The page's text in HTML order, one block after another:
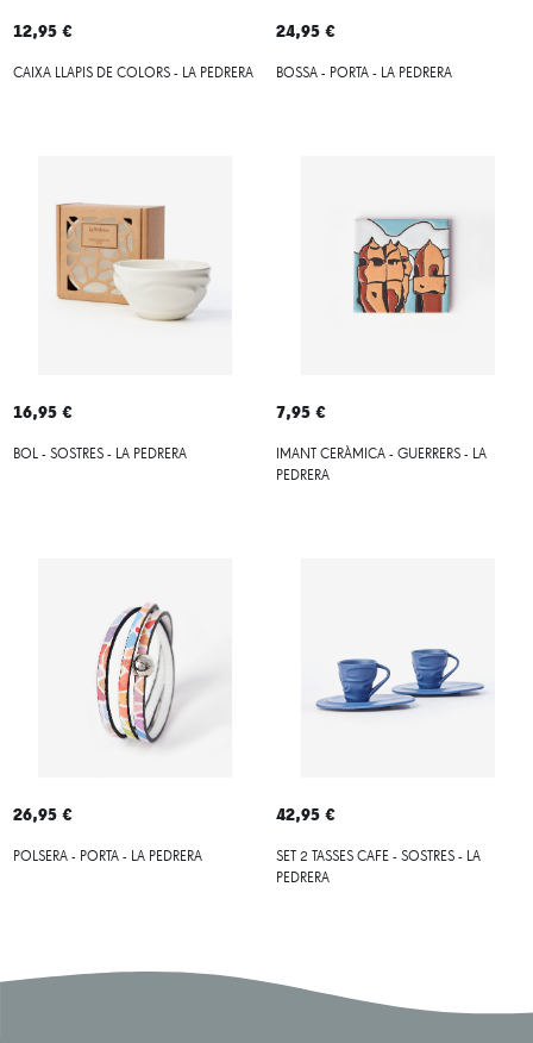
12,95 €
CAIXA LLAPIS DE COLORS - LA PEDRERA
24,95 €
BOSSA - PORTA - LA PEDRERA
16,95 €
BOL - SOSTRES - LA PEDRERA
7,95 €
IMANT CERÀMICA - GUERRERS - LA
PEDRERA
26,95 €
POLSERA - PORTA - LA PEDRERA
42,95 €
SET 2 TASSES CAFE - SOSTRES - LA
PEDRERA